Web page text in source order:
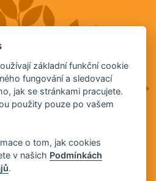
základní funkční cookie
fungování a sledovací
jak se stránkami pracujete.
použity pouze po vašem
o tom, jak cookies
v našich Podmínkách
.